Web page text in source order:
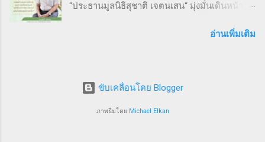
สำคัญสำหรับ การสร้างเครือข่ายธุรกิจ แลก
SMEs ไทย ผู้นำและผู้สนับสนุนงานวิ่ง THAI SMEs
“ประธานมูลนิธิสุชาติ เจตนเสน“ มุ่งมั่นเดินหน้า
สนามเพื่อป้องกันแก้ไขปัญหาสาธารณสุขไทย 9
การเฝ้าระวังป้องกันควบคุมโรคโดยใช้พื้นฐานวิชา
ระบาดวิทยาภาคสนาม ซึ่งมีส่วนสำคัญให้ระบบ
อ่านเพิ่มเติม
ขับเคลื่อนโดย Blogger
ภาพธีมโดย Michael Elkan